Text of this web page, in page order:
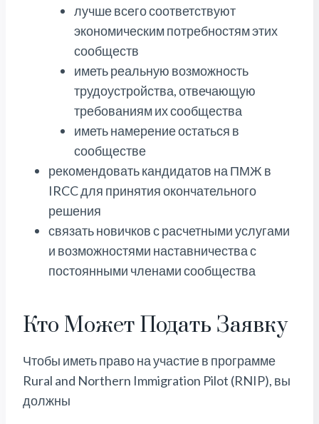
лучше всего соответствуют
экономическим потребностям этих
сообществ
иметь реальную возможность
трудоустройства, отвечающую
требованиям их сообщества
иметь намерение остаться в
сообществе
рекомендовать кандидатов на ПМЖ в
IRCC для принятия окончательного
решения
связать новичков с расчетными услугами
и возможностями наставничества с
постоянными членами сообщества
Кто Может Подать Заявку
Чтобы иметь право на участие в программе
Rural and Northern Immigration Pilot (RNIP), вы
должны